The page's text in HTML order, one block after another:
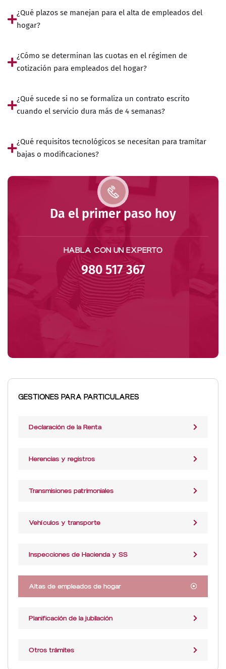
GESTIONES PARA PARTICULARES
Declaración de la Renta
Herencias y registros
Transmisiones patrimoniales
Vehículos y transporte
Inspecciones de Hacienda y SS
Altas de empleados de hogar
Planificación de la jubilación
Otros trámites
Da el primer paso hoy
HABLA CON UN EXPERTO
980 517 367
¿Qué plazos se manejan para el alta de empleados del
hogar?
¿Cómo se determinan las cuotas en el régimen de
cotización para empleados del hogar?
¿Qué sucede si no se formaliza un contrato escrito
cuando el servicio dura más de 4 semanas?
¿Qué requisitos tecnológicos se necesitan para tramitar
bajas o modificaciones?